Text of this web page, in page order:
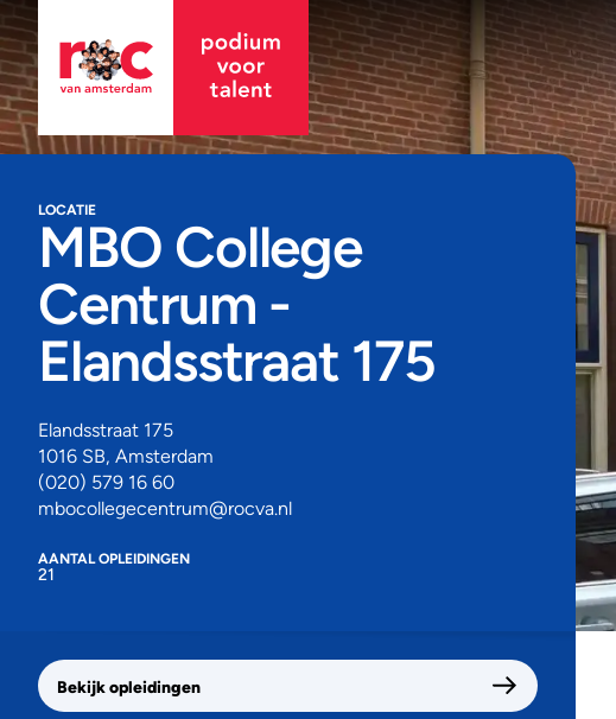
LOCATIE
MBO College
Centrum -
Elandsstraat 175
Elandsstraat 175
1016 SB, Amsterdam
(020) 579 16 60
mbocollegecentrum@rocva.nl
AANTAL OPLEIDINGEN
21
Bekijk opleidingen